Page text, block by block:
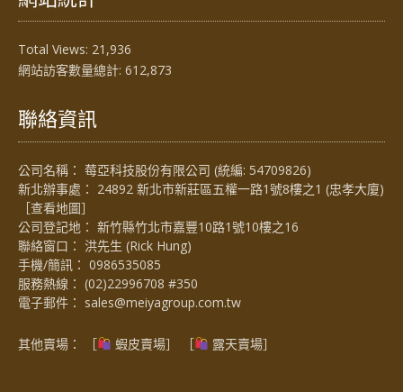
Total Views: 21,936
網站訪客數量總計: 612,873
聯絡資訊
公司名稱： 莓亞科技股份有限公司 (統編: 54709826)
新北辦事處： 24892 新北市新莊區五權一路1號8樓之1 (忠孝大廈)
［查看地圖］
公司登記地： 新竹縣竹北市嘉豐10路1號10樓之16
聯絡窗口： 洪先生 (Rick Hung)
手機/簡訊： 0986535085
服務熱線： (02)22996708 #350
電子郵件： sales@meiyagroup.com.tw
其他賣場： ［ 蝦皮賣場］ ［ 露天賣場］